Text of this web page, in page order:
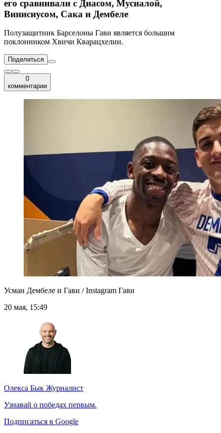
его сравнивали с Диасом, Мусиалой,
Винисиусом, Сака и Дембеле
Полузащитник Барселоны Гави является большим
поклонником Хвичи Кварацхелии.
Поделиться
0
комментарии
Усман Дембеле и Гави / Instagram Гави
20 мая, 15:49
Олекса Бык Журналист
Узнавай о победах первым.
Подписаться в Google